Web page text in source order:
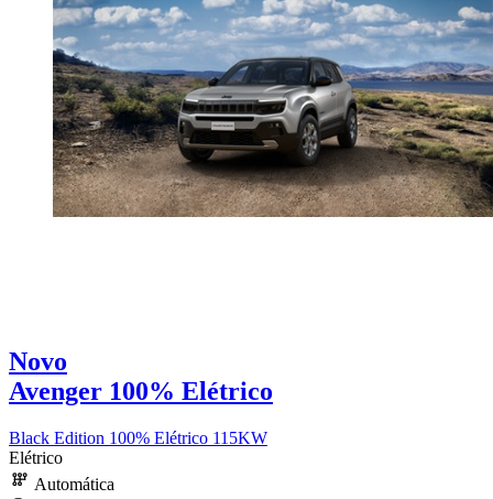
Novo
Avenger 100% Elétrico
Black Edition 100% Elétrico 115KW
Elétrico
Automática